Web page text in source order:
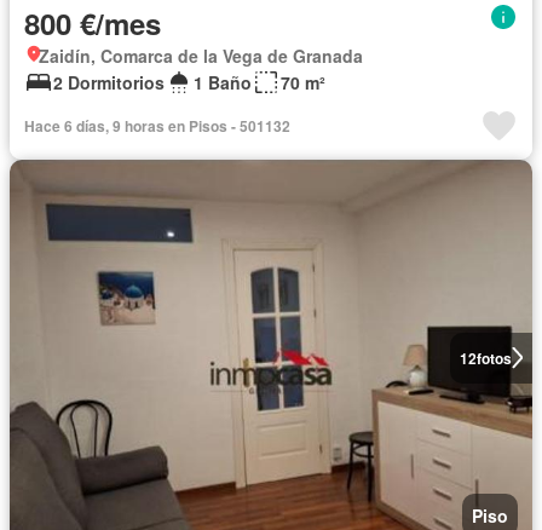
800 €/mes
Zaidín, Comarca de la Vega de Granada
2 Dormitorios
1 Baño 70 m²
Hace 6 días, 9 horas en Pisos - 501132
12fotos
Piso